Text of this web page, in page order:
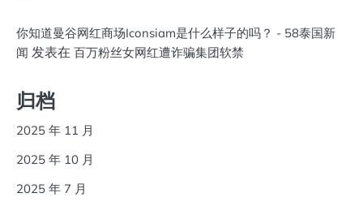
你知道曼谷网红商场Iconsiam是什么样子的吗？ - 58泰国新
闻 发表在 百万粉丝女网红遭诈骗集团软禁
归档
2025 年 11 月
2025 年 10 月
2025 年 7 月